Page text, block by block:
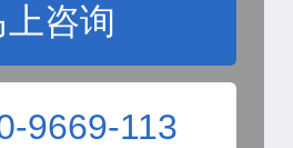
上咨询
9669-113